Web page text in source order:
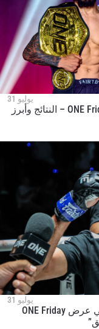
يوليو 31
عرضا The Inner Circle 24 و ONE Friday Fights 164 – النتائج وأبرز
يوليو 31
أكرم حميدي متجدّد قبل مواجهته الكبرى في عرض ONE Friday